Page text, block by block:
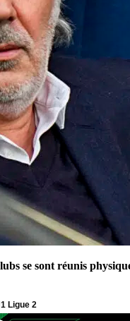
se sont réunis